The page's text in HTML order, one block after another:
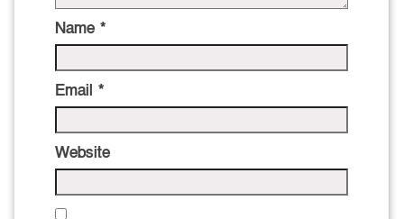
Name *
Email *
Website